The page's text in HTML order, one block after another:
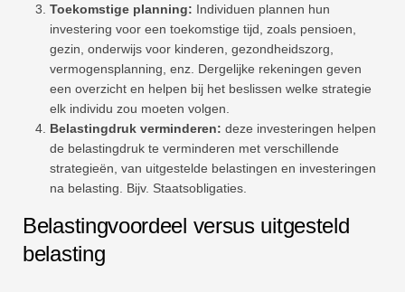
Toekomstige planning: Individuen plannen hun
investering voor een toekomstige tijd, zoals pensioen,
gezin, onderwijs voor kinderen, gezondheidszorg,
vermogensplanning, enz. Dergelijke rekeningen geven
een overzicht en helpen bij het beslissen welke strategie
elk individu zou moeten volgen.
Belastingdruk verminderen: deze investeringen helpen
de belastingdruk te verminderen met verschillende
strategieën, van uitgestelde belastingen en investeringen
na belasting. Bijv. Staatsobligaties.
Belastingvoordeel versus uitgesteld
belasting